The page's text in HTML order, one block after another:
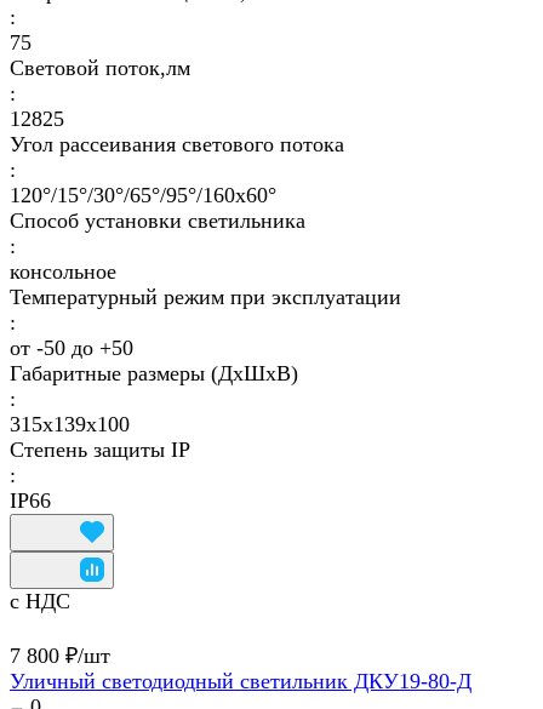
:
75
Световой поток,лм
:
12825
Угол рассеивания светового потока
:
120°/15°/30°/65°/95°/160х60°
Способ установки светильника
:
консольное
Температурный режим при эксплуатации
:
от -50 до +50
Габаритные размеры (ДхШхВ)
:
315х139х100
Степень защиты IP
:
IP66
с НДС
7 800 ₽/шт
Уличный светодиодный светильник ДКУ19-80-Д